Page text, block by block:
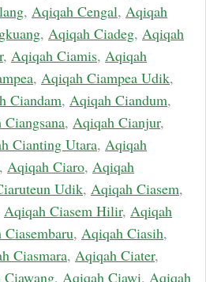
, Aqiqah Cengal, Aqiqah
, Aqiqah Ciadeg, Aqiqah
, Aqiqah Ciamis, Aqiqah
, Aqiqah Ciampea Udik,
Ciandam, Aqiqah Ciandum,
, Aqiqah Cianjur,
Cianting Utara, Aqiqah
, Aqiqah Ciaro, Aqiqah
Udik, Aqiqah Ciasem,
Aqiqah Ciasem Hilir, Aqiqah
, Aqiqah Ciasih,
Ciasmara, Aqiqah Ciater,
, Aqiqah Ciawi, Aqiqah